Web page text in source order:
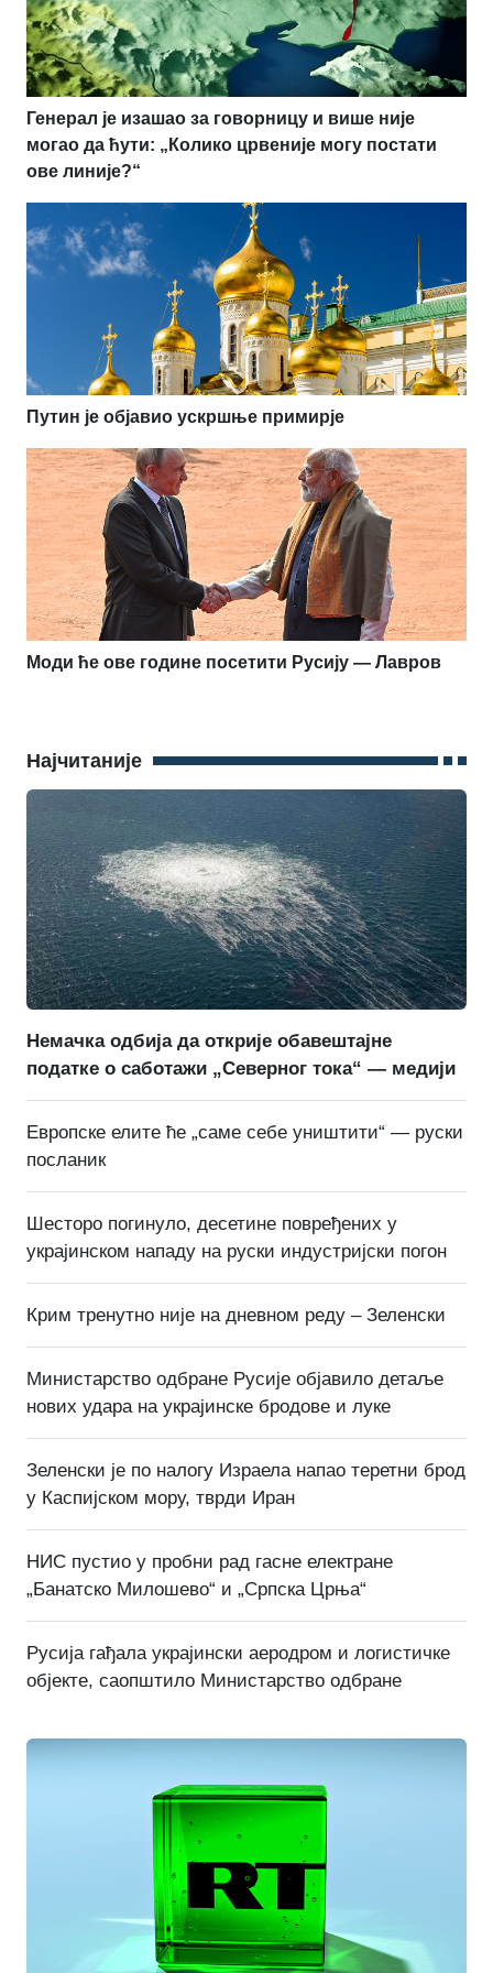
Генерал је изашао за говорницу и више није
могао да ћути: „Колико црвеније могу постати
ове линије?“
Путин је објавио ускршње примирје
Моди ће ове године посетити Русију — Лавров
Најчитаније
Немачка одбија да открије обавештајне
податке о саботажи „Северног тока“ — медији
Европске елите ће „саме себе уништити“ — руски
посланик
Шесторо погинуло, десетине повређених у
украјинском нападу на руски индустријски погон
Крим тренутно није на дневном реду – Зеленски
Министарство одбране Русије објавило детаље
нових удара на украјинске бродове и луке
Зеленски је по налогу Израела напао теретни брод
у Каспијском мору, тврди Иран
НИС пустио у пробни рад гасне електране
„Банатско Милошево“ и „Српска Црња“
Русија гађала украјински аеродром и логистичке
објекте, саопштило Министарство одбране